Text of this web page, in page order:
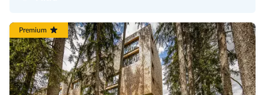
Premium